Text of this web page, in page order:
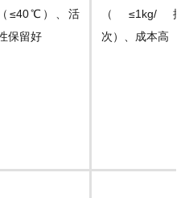
（≤40℃）、活
保留好
（≤1kg/批
次）、成本高